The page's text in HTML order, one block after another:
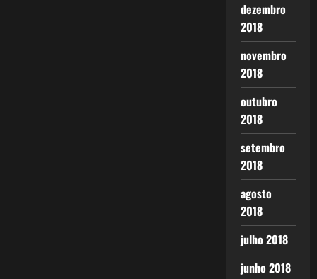
dezembro
2018
novembro
2018
outubro
2018
setembro
2018
agosto
2018
julho 2018
junho 2018